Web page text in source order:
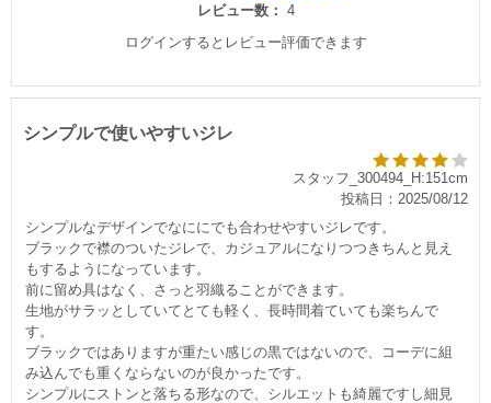
レビュー数： 4
ログインするとレビュー評価できます
シンプルで使いやすいジレ
スタッフ_300494_H:151cm
投稿日：2025/08/12
シンプルなデザインでなににでも合わせやすいジレです。
ブラックで襟のついたジレで、カジュアルになりつつきちんと見え
もするようになっています。
前に留め具はなく、さっと羽織ることができます。
生地がサラッとしていてとても軽く、長時間着ていても楽ちんで
す。
ブラックではありますが重たい感じの黒ではないので、コーデに組
み込んでも重くならないのが良かったです。
シンプルにストンと落ちる形なので、シルエットも綺麗ですし細見